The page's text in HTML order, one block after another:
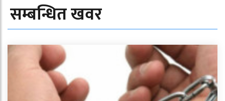
सम्बन्धित खवर